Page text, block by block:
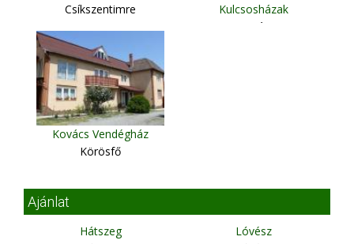
Csíkszentimre
Kulcsosházak
Szováta
Kovács Vendégház
Körösfő
Ajánlat
Hátszeg
Lóvész